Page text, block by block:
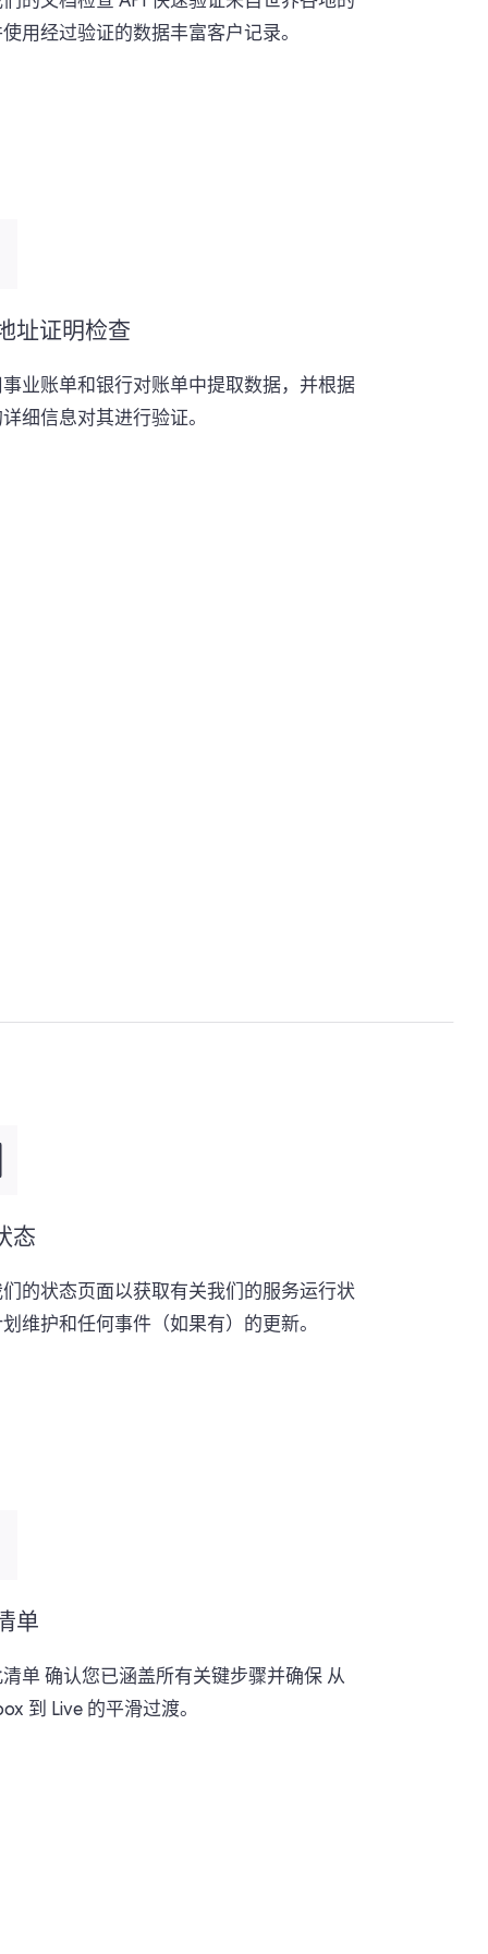
用经过验证的数据丰富客户记录。
址证明检查
业账单和银行对账单中提取数据，并根据
细信息对其进行验证。
态
的状态页面以获取有关我们的服务运行状
维护和任何事件（如果有）的更新。
单
单 确认您已涵盖所有关键步骤并确保 从
到 Live 的平滑过渡。